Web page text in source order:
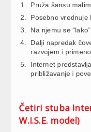
Pruža šansu
Posebno vrednuje
Na njemu se
Dalji napredak
razvojem i
Internet
približavanje i
Četiri stuba
W.I.S.E. model)